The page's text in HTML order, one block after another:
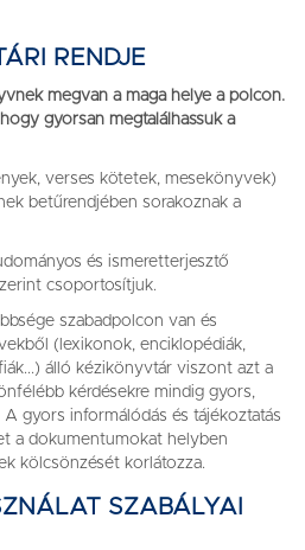
RENDJE
megvan a maga helye a polcon.
gyorsan megtalálhassuk a
verses kötetek, mesekönyvek)
betűrendjében sorakoznak a
és ismeretterjesztő
csoportosítjuk.
szabadpolcon van és
(lexikonok, enciklopédiák,
álló kézikönyvtár viszont azt a
kérdésekre mindig gyors,
gyors informálódás és tájékoztatás
a dokumentumokat helyben
kölcsönzését korlátozza.
SZABÁLYAI